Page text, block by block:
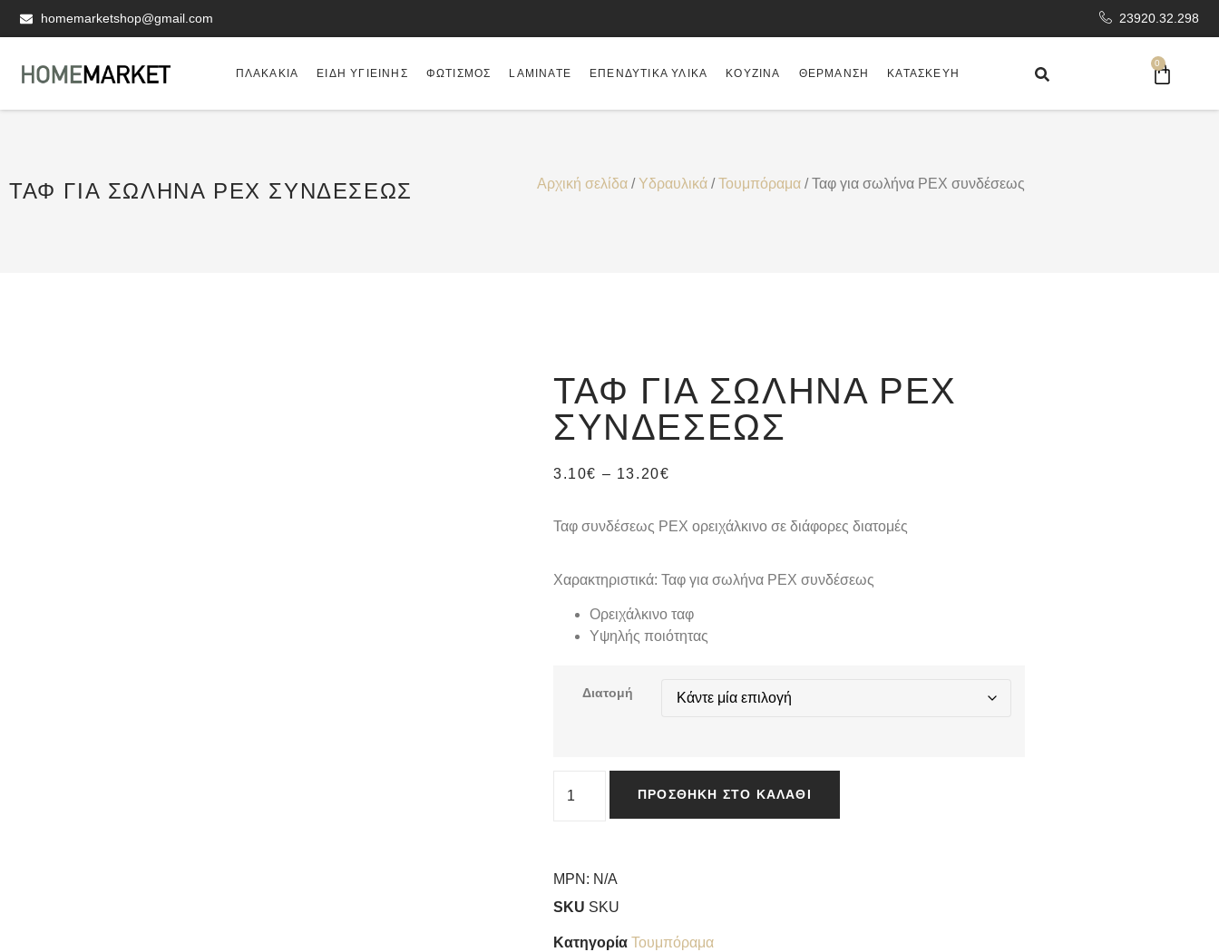
homemarketshop@gmail.com 23920.32.298
ΠΛΑΚΆΚΙΑ ΕΊΔΗ ΥΓΙΕΙΝΗΣ ΦΩΤΙΣΜΌΣ LAMINATE ΕΠΕΝΔΥΤΙΚΆ ΥΛΙΚΆ ΚΟΥΖΊΝΑ ΘΈΡΜΑΝΣΗ ΚΑΤΑΣΚΕΥΉ
0
ΤΑΦ ΓΙΑ ΣΩΛΉΝΑ PEX ΣΥΝΔΈΣΕΩΣ Αρχική σελίδα /Υδραυλικά /Τουμπόραμα / Ταφ για σωλήνα PEX συνδέσεως
ΤΑΦ ΓΙΑ ΣΩΛΉΝΑ PEX
ΣΥΝΔΈΣΕΩΣ
3.10€ – 13.20€
Ταφ συνδέσεως PEX ορειχάλκινο σε διάφορες διατομές
Χαρακτηριστικά: Ταφ για σωλήνα PEX συνδέσεως
Ορειχάλκινο ταφ
Υψηλής ποιότητας
Διατομή
ΠΡΟΣΘΉΚΗ ΣΤΟ ΚΑΛΆΘΙ
MPN: N/A
SKU SKU
Κατηγορία Τουμπόραμα